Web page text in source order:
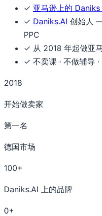
✓ 亚马逊上的
✓ Daniks.AI 创始人
PPC
✓ 从 2018 年起做亚
✓ 不卖课 · 不做辅导
2018
开始做卖家
第一名
德国市场
100+
Daniks.AI 上的品牌
0+